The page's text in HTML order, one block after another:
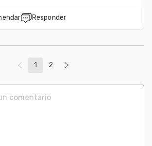
Responder
1 2